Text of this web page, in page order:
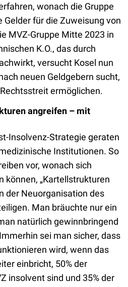
wonach die Gruppe
für die Zuweisung von
MVZ-Gruppe Mitte 2023 in
K.O., das durch
versucht Kosel nun
neuen Geldgebern sucht,
ermöglichen.
angreifen – mit
Insolvenz-Strategie geraten
Institutionen. So
vor, wonach sich
können, „Kartellstrukturen
der Neuorganisation des
Man bräuchte nur ein
natürlich gewinnbringend
sei man sicher, dass
wird, wenn das
einbricht, 50% der
insolvent sind und 35% der